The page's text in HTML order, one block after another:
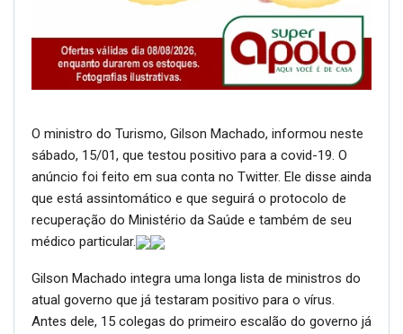
O ministro do Turismo, Gilson Machado, informou neste
sábado, 15/01, que testou positivo para a covid-19. O
anúncio foi feito em sua conta no Twitter. Ele disse ainda
que está assintomático e que seguirá o protocolo de
recuperação do Ministério da Saúde e também de seu
médico particular.
Gilson Machado integra uma longa lista de ministros do
atual governo que já testaram positivo para o vírus.
Antes dele, 15 colegas do primeiro escalão do governo já